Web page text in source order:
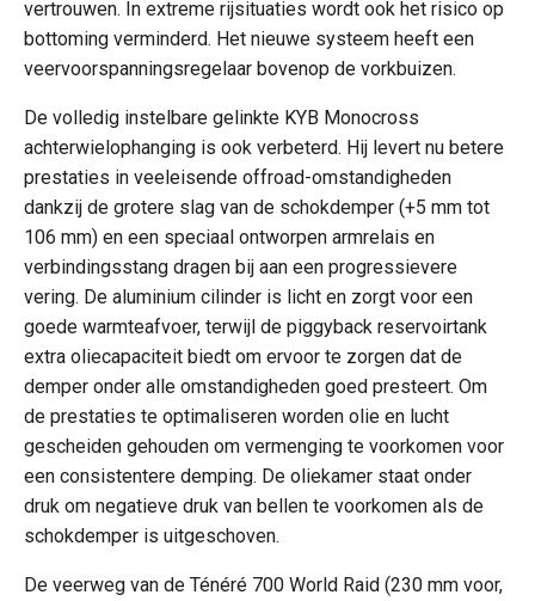
vertrouwen. In extreme rijsituaties wordt ook het risico op
bottoming verminderd. Het nieuwe systeem heeft een
veervoorspanningsregelaar bovenop de vorkbuizen.
De volledig instelbare gelinkte KYB Monocross
achterwielophanging is ook verbeterd. Hij levert nu betere
prestaties in veeleisende offroad-omstandigheden
dankzij de grotere slag van de schokdemper (+5 mm tot
106 mm) en een speciaal ontworpen armrelais en
verbindingsstang dragen bij aan een progressievere
vering. De aluminium cilinder is licht en zorgt voor een
goede warmteafvoer, terwijl de piggyback reservoirtank
extra oliecapaciteit biedt om ervoor te zorgen dat de
demper onder alle omstandigheden goed presteert. Om
de prestaties te optimaliseren worden olie en lucht
gescheiden gehouden om vermenging te voorkomen voor
een consistentere demping. De oliekamer staat onder
druk om negatieve druk van bellen te voorkomen als de
schokdemper is uitgeschoven.
De veerweg van de Ténéré 700 World Raid (230 mm voor,